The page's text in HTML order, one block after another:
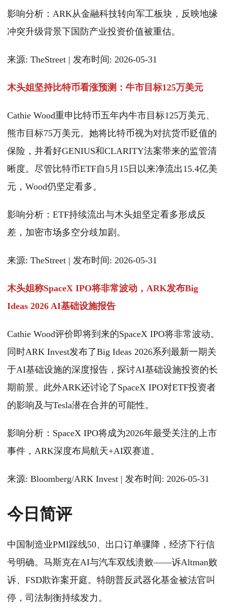
影响分析：ARK从金融科技转向军工板块，反映地缘
冲突升级背景下国防产业投资价值被重估。
来源: TheStreet | 发布时间: 2026-05-31
木头姐坚持比特币看涨预测：牛市目标125万美元
Cathie Wood重申比特币五年内牛市目标125万美元、
熊市目标75万美元。她将比特币视为对抗货币贬值的
保险，并看好GENIUS和CLARITY法案带来的监管清
晰度。尽管比特币ETF自5月15日以来净流出15.4亿美
元，Wood仍坚定看多。
影响分析：ETF持续流出与木头姐坚定看多形成反
差，加密市场多空分歧加剧。
来源: TheStreet | 发布时间: 2026-05-31
木头姐称SpaceX IPO将非常波动，ARK发布Big
Ideas 2026 AI基础设施报告
Cathie Wood评价即将到来的SpaceX IPO将非常波动。
同时ARK Invest发布了Big Ideas 2026系列最新一期关
于AI基础设施的深度报告，探讨AI基础设施投资的长
期前景。此外ARK还讨论了SpaceX IPO对ETF投资者
的影响及与Tesla潜在合并的可能性。
影响分析：SpaceX IPO将成为2026年最受关注的上市
事件，ARK深度布局航天+AI双赛道。
来源: Bloomberg/ARK Invest | 发布时间: 2026-05-31
今日简评
中国制造业PMI踩线50、出口订单骤降，经济下行信
号明确。马斯克在AI与汽车双线溃败——诉Altman败
诉、FSD欺诈案开庭。特朗普反武器化基金被法官叫
停，司法制衡持续发力。